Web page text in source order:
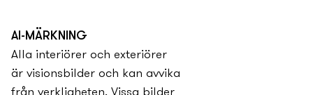
AI-MÄRKNING
Alla interiörer och exteriörer
är visionsbilder och kan avvika